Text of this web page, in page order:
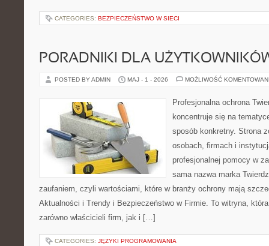
CATEGORIES: BEZPIECZEŃSTWO W SIECI
PORADNIKI DLA
POSTED BY ADMIN MAJ - 1 - 2026 MOŻLIWOŚĆ
Profesjonalna ochrona
koncentruje się na
sposób konkretny. Strona
osobach, firmach i
profesjonalnej pomocy w
sama nazwa marka
zaufaniem, czyli wartościami, które w branży ochrony mają
Aktualności i Trendy i Bezpieczeństwo w Firmie. To witryna,
zarówno właścicieli firm, jak i […]
CATEGORIES: JĘZYKI PROGRAMOWANIA